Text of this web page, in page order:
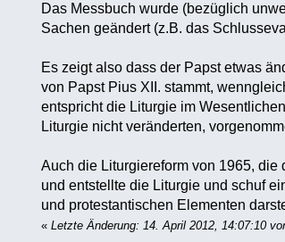
Das Messbuch wurde (bezüglich
Sachen geändert (z.B. das
Es zeigt also dass der Papst etwas
von Papst Pius XII. stammt,
entspricht die Liturgie im
Liturgie nicht veränderten,
Auch die Liturgiereform von 1965,
und entstellte die Liturgie und schuf
und protestantischen Elementen
« Letzte Änderung: 14. April 2012, 14:07:10